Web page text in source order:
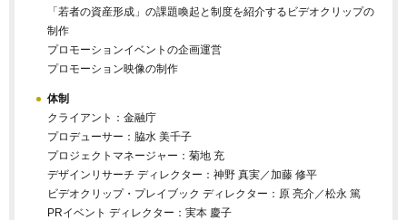
「若者の資産形成」の課題喚起と制度を紹介するビデオクリップの
制作
プロモーションイベントの企画運営
プロモーション映像の制作
体制
クライアント：金融庁
プロデューサー：脇水 美千子
プロジェクトマネージャー：菊地 充
デザインリサーチ ディレクター：神野 真実／加藤 修平
ビデオクリップ・プレイブック ディレクター：原 亮介／松永 篤
PRイベント ディレクター：実本 慶子